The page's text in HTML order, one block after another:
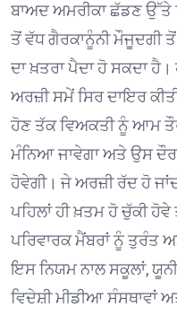
ਬਾਅਦ ਅਮਰੀਕਾ ਛੱਡਣ ਉੱਤੇ
ਤੋਂ ਵੱਧ ਗੈਰਕਾਨੂੰਨੀ ਮੌਜੂਦਗੀ ਤੋਂ
ਦਾ ਖ਼ਤਰਾ ਪੈਦਾ ਹੋ ਸਕਦਾ
ਅਰਜ਼ੀ ਸਮੇਂ ਸਿਰ ਦਾਇਰ
ਹੋਣ ਤੱਕ ਵਿਅਕਤੀ ਨੂੰ ਆਮ
ਮੰਨਿਆ ਜਾਵੇਗਾ ਅਤੇ ਉਸ
ਹੋਵੇਗੀ। ਜੇ ਅਰਜ਼ੀ ਰੱਦ ਹੋ
ਪਹਿਲਾਂ ਹੀ ਖ਼ਤਮ ਹੋ ਚੁੱਕੀ
ਪਰਿਵਾਰਕ ਮੈਂਬਰਾਂ ਨੂੰ ਤੁਰੰਤ
ਇਸ ਨਿਯਮ ਨਾਲ ਸਕੂਲਾਂ,
ਵਿਦੇਸ਼ੀ ਮੀਡੀਆ ਸੰਸਥਾਵਾਂ